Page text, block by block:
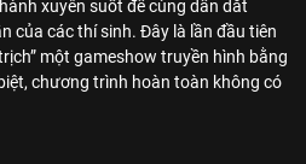
xuyên suốt để cùng dẫn dắt
của các thí sinh. Đây là lần đầu tiên
một gameshow truyền hình bằng
chương trình hoàn toàn không có